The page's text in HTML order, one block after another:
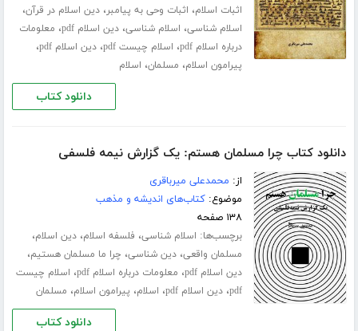
اثبات اسلام، اثبات وحی به پیامبر،دین اسلام در قرآن،
اسلام شناسی، اسلام شناسی،دین اسلام pdf ، معلومات
درباره اسلام pdf
، اسلام چیست pdf ،دین اسلام pdf ،
پیرامون اسلام، مسلمان، اسلام
دانلود کتاب
دانلود کتاب چرا مسلمان هستم: یک گزارش نیمه فلسفی
از: محمدعلی میرباقری
موضوع:کتاب‌های اندیشه و مذهب
۱۳۸ صفحه
برچسب‌ها: اسلام شناسی، فلسفه اسلام،دین اسلام،
مسلمان واقعی،دین شناسی، چرا ما مسلمان هستیم،
دین اسلام pdf ، معلومات درباره اسلام pdf ، اسلام چیست
pdf،دین اسلام pdf ، اسلام، پیرامون اسلام، مسلمان
دانلود کتاب